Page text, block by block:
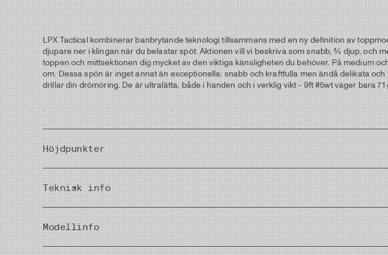
LPX Tactical kombinerar banbrytande teknologi tillsammans med en ny definition av
djupare ner i klingan när du belastar spöt. Aktionen vill vi beskriva som snabb, ¾ djup, och
toppen och mittsektionen dig mycket av den viktiga känsligheten du behöver. På medium
om. Dessa spön är inget annat än exceptionella: snabb och kraftfulla men ändå delikata
drillar din drömöring. De är ultralätta, både i handen och i verklig vikt - 9ft #5wt väger bara 71
Höjdpunkter
C.A.P M4.0™ högteknologisk konstruktion av klingan.
Enastående kombination av kastegenskaper och kapacitet att hantera tunna tafsar när
Klingan har en matt finish som inte ger några skarpa solreflexer när du behöver smyga
Naturligt grå klinga med en svag grön ton. Matchande lindningar med mörkgrön tråd
Högkvalitativt korkhandtag i Super Grade med ytterst lite fyllning.
Rullfäste med premium träinlägg med ingraverad "Tactical" logo.
Hårt anodiserad metalldelar med matt finish för att undvika blänk från skarpt solsken.
Teknisk info
Pieces
Modellinfo